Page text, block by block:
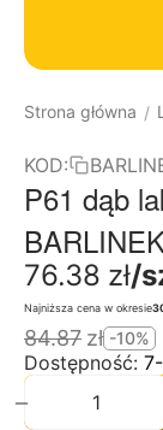
Strona główna /
KOD:
P61 dąb
76.38 zł/
Najniższa cena w okresie
84.87 zł -10%
Dostępność:
−